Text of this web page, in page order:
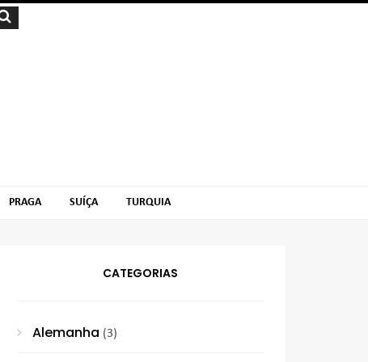
PRAGA SUÍÇA TURQUIA
CATEGORIAS
Alemanha (3)